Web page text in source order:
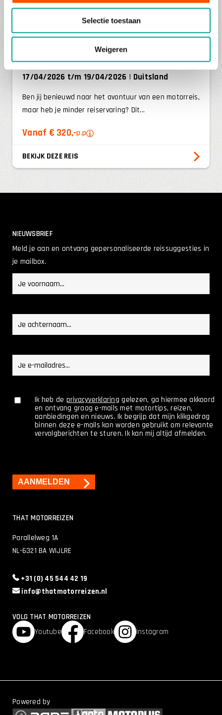
Selectie toestaan
Weigeren
Korte motorvakantie
Groepsreis Try THAT tour
17/04/2026 t/m 19/04/2026 Duitsland
Ben jij benieuwd naar het avontuur van een motorreis,
maar heb je minder reiservaring? Dit...
Vanaf € 320,-p.p
BEKIJK DEZE REIS
NIEUWSBRIEF
Meld je aan en ontvang gepersonaliseerde reissuggesties in
je mailbox.
Voornaam
Achternaam
E-
mailadres (Vereist)
(Vereist)Ik heb de privacyverklaring gelezen, ga hiermee akkoord
en ontvang graag e-mails met motortips, reizen,
aanbiedingen en nieuws. Ik begrijp dat mijn klikgedrag
binnen deze e-mails kan worden gebruikt om relevante
vervolgberichten te sturen. Ik kan mij altijd afmelden.
THAT MOTORREIZEN
Parallelweg 1A
NL-6321 BA WIJLRE
+31 (0) 45 544 42 19
info@thatmotorreizen.nl
VOLG THAT MOTORREIZEN
Youtube
Facebook Instagram
Powered by